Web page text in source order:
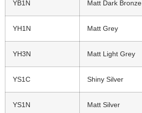
YB1N Matt Dark Bronze
YH1N Matt Grey
YH3N Matt Light Grey
YS1C Shiny Silver
YS1N Matt Silver